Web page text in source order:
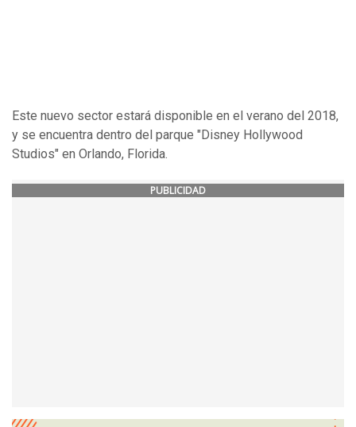
Este nuevo sector estará disponible en el verano del 2018,
y se encuentra dentro del parque "Disney Hollywood
Studios" en Orlando, Florida.
PUBLICIDAD